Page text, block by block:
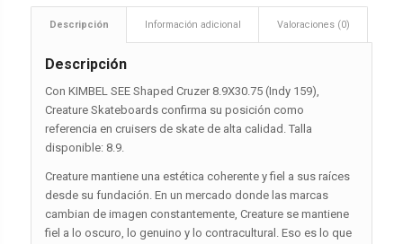
Descripción Información adicional Valoraciones (0)
Descripción
Con KIMBEL SEE Shaped Cruzer 8.9X30.75 (Indy 159),
Creature Skateboards confirma su posición como
referencia en cruisers de skate de alta calidad. Talla
disponible: 8.9.
Creature mantiene una estética coherente y fiel a sus raíces
desde su fundación. En un mercado donde las marcas
cambian de imagen constantemente, Creature se mantiene
fiel a lo oscuro, lo genuino y lo contracultural. Eso es lo que